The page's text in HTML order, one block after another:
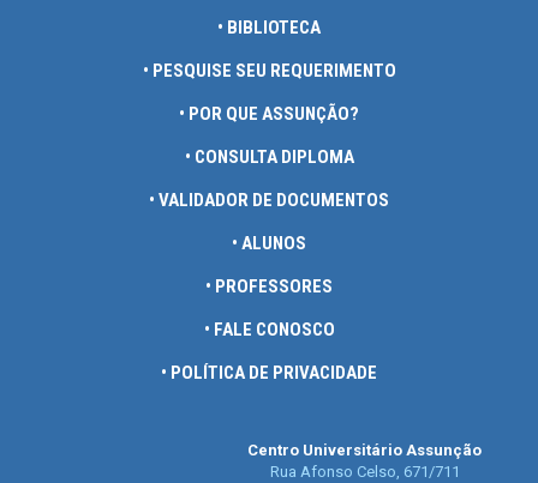
• BIBLIOTECA
• PESQUISE SEU REQUERIMENTO
• POR QUE ASSUNÇÃO?
• CONSULTA DIPLOMA
• VALIDADOR DE DOCUMENTOS
• ALUNOS
• PROFESSORES
• FALE CONOSCO
• POLÍTICA DE PRIVACIDADE
Centro Universitário Assunção
Rua Afonso Celso, 671/711